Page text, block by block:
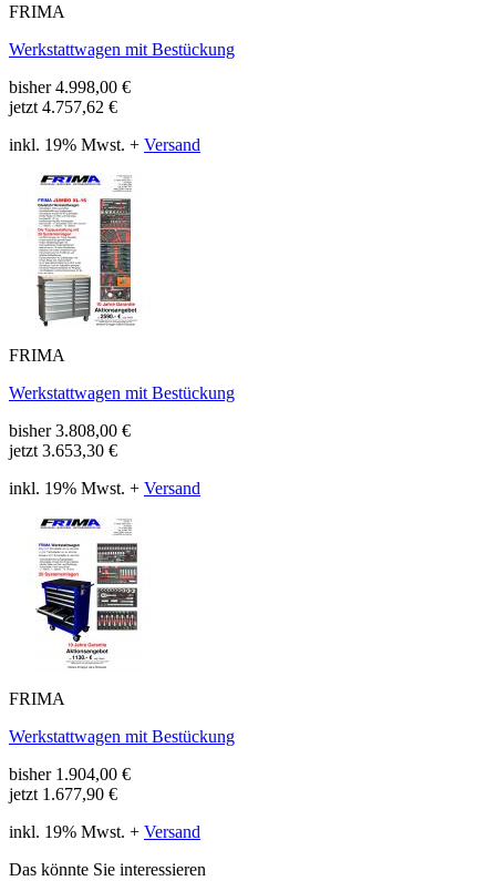
FRIMA
Werkstattwagen mit Bestückung
bisher4.998,00 €
jetzt 4.757,62 €
inkl. 19% Mwst. + Versand
FRIMA
Werkstattwagen mit Bestückung
bisher3.808,00 €
jetzt 3.653,30 €
inkl. 19% Mwst. + Versand
FRIMA
Werkstattwagen mit Bestückung
bisher 1.904,00 €
jetzt 1.677,90 €
inkl. 19% Mwst. + Versand
Das könnte Sie interessieren